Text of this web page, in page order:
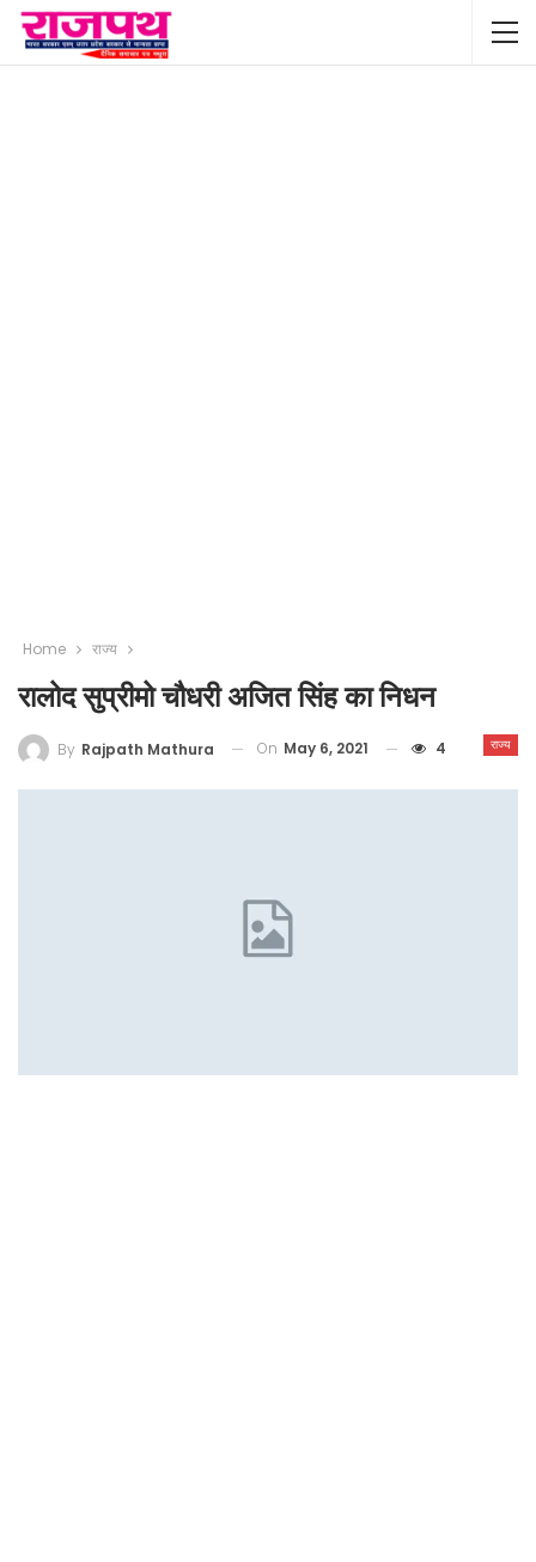
Home राज्य
रालोद सुप्रीमो चौधरी अजित सिंह का निधन
राज्य
By Rajpath Mathura On May 6, 2021 4